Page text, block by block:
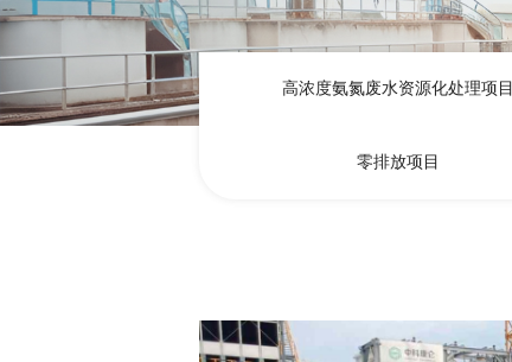
高浓度氨氮废水资源化处理项目
零排放项目